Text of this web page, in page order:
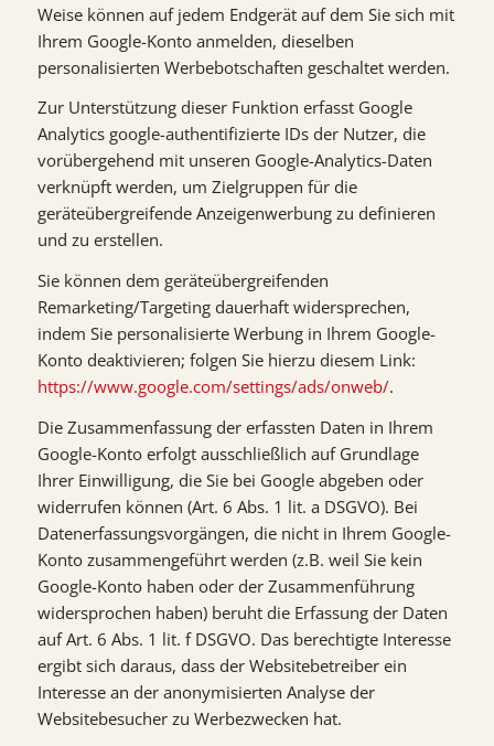
Weise können auf jedem Endgerät auf dem Sie sich mit
Ihrem Google-Konto anmelden, dieselben
personalisierten Werbebotschaften geschaltet werden.
Zur Unterstützung dieser Funktion erfasst Google
Analytics google-authentifizierte IDs der Nutzer, die
vorübergehend mit unseren Google-Analytics-Daten
verknüpft werden, um Zielgruppen für die
geräteübergreifende Anzeigenwerbung zu definieren
und zu erstellen.
Sie können dem geräteübergreifenden
Remarketing/Targeting dauerhaft widersprechen,
indem Sie personalisierte Werbung in Ihrem Google-
Konto deaktivieren; folgen Sie hierzu diesem Link:
https://www.google.com/settings/ads/onweb/.
Die Zusammenfassung der erfassten Daten in Ihrem
Google-Konto erfolgt ausschließlich auf Grundlage
Ihrer Einwilligung, die Sie bei Google abgeben oder
widerrufen können (Art. 6 Abs. 1 lit. a DSGVO). Bei
Datenerfassungsvorgängen, die nicht in Ihrem Google-
Konto zusammengeführt werden (z.B. weil Sie kein
Google-Konto haben oder der Zusammenführung
widersprochen haben) beruht die Erfassung der Daten
auf Art. 6 Abs. 1 lit. f DSGVO. Das berechtigte Interesse
ergibt sich daraus, dass der Websitebetreiber ein
Interesse an der anonymisierten Analyse der
Websitebesucher zu Werbezwecken hat.